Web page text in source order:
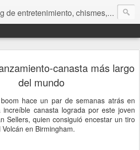
chismes, humor, farándula, curiosidades, ovnis, noticias calientes, fotos, videos, paranormal y ¡más!
canasta más largo
del mundo
hace un par de semanas atrás en
increíble canasta lograda por este joven
Sellers, quien consiguió encestar un tiro
en Birmingham.